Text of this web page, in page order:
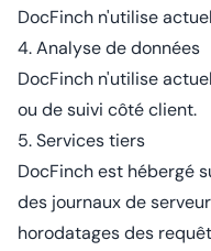
DocFinch n'utilise
4. Analyse de données
DocFinch n'utilise
ou de suivi côté client.
5. Services tiers
DocFinch est hébergé
des journaux de
horodatages des